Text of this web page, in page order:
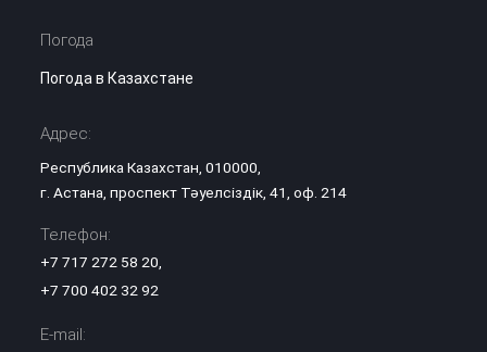
Погода
Погода в Казахстане
Адрес:
Республика Казахстан, 010000,
г. Астана, проспект Тәуелсіздік, 41, оф. 214
Телефон:
+7 717 272 58 20,
+7 700 402 32 92
E-mail: